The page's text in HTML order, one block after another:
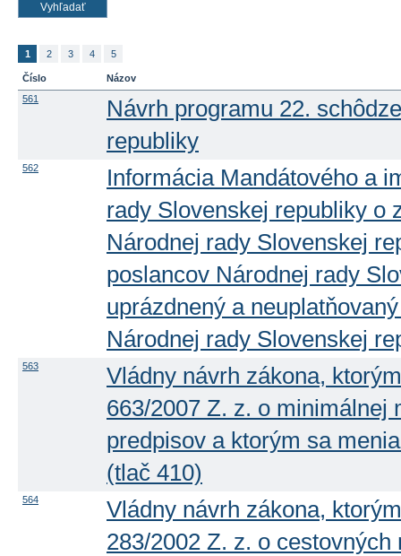
1 2 3 4 5
Číslo
Názov
561
Návrh programu 22.
republiky
562
Informácia Mandátového a
rady Slovenskej republiky o
Národnej rady Slovenskej
poslancov Národnej rady
uprázdnený a
Národnej rady Slovenskej
563
Vládny návrh zákona,
663/2007 Z. z. o minimálnej
predpisov a ktorým sa
(tlač 410)
564
Vládny návrh zákona,
283/2002 Z. z. o